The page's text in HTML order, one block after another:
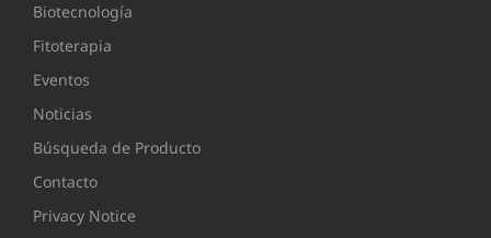
Biotecnología
Fitoterapia
Eventos
Noticias
Búsqueda de Producto
Contacto
Privacy Notice